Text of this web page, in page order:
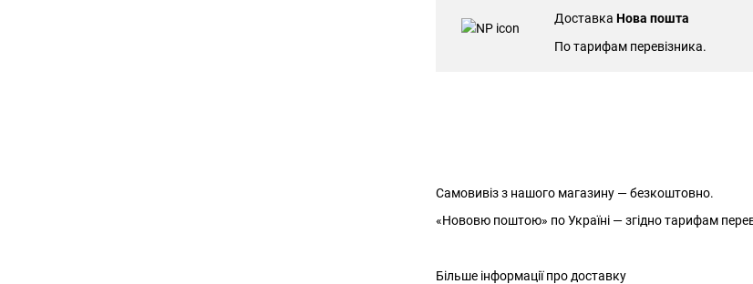
Доставка Нова пошта
По тарифам перевізника.
Самовивіз з нашого магазину — безкоштовно.
«Нововю поштою» по Україні — згідно тарифам
Більше інформації про доставку